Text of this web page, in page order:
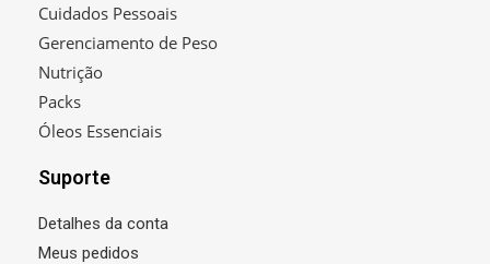
Cuidados Pessoais
Gerenciamento de Peso
Nutrição
Packs
Óleos Essenciais
Suporte
Detalhes da conta
Meus pedidos